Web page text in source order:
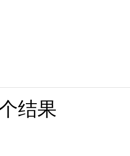
结果